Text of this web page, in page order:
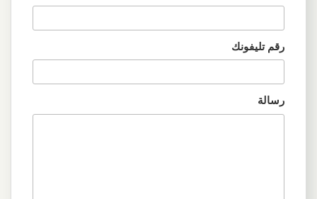
رقم تليفونك
رسالة